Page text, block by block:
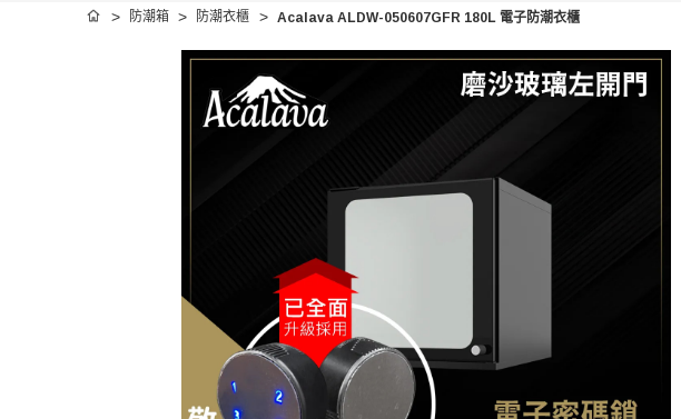
首頁 防潮箱 防潮衣櫃 Acalava ALDW-050607GFR 180L 電子防潮衣櫃